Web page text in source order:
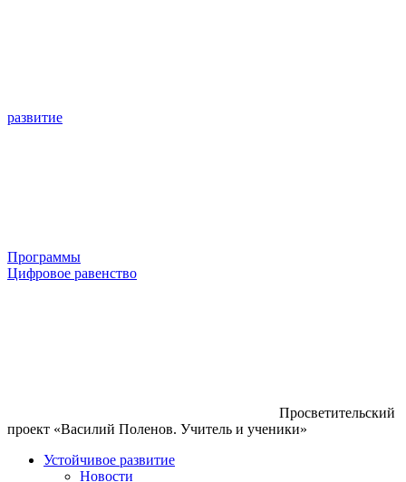
развитие
Программы
Цифровое равенство
Просветительский
проект «Василий Поленов. Учитель и ученики»
Устойчивое развитие
Новости